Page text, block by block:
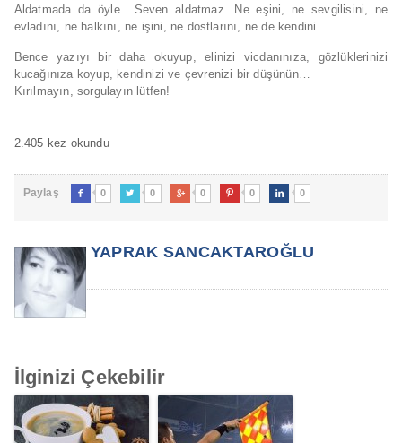
Aldatmada da öyle.. Seven aldatmaz. Ne eşini, ne sevgilisini, ne
evladını, ne halkını, ne işini, ne dostlarını, ne de kendini..
Bence yazıyı bir daha okuyup, elinizi vicdanınıza, gözlüklerinizi
kucağınıza koyup, kendinizi ve çevrenizi bir düşünün…
Kırılmayın, sorgulayın lütfen!
2.405 kez okundu
Paylaş  0  0  0  0  0
YAPRAK SANCAKTAROĞLU
İlginizi Çekebilir